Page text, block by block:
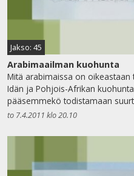
Jakso: 45
Arabimaailman kuohunta
Mitä arabimaissa on oikeastaan
Idän ja Pohjois-Afrikan
pääsemmekö todistamaan
to 7.4.2011 klo 20.10